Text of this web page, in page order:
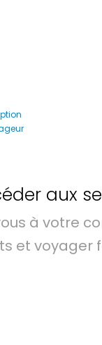
aux
à votre
et voyager